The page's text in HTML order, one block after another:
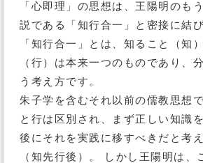
「心即理」の思想は、王陽明のも
説である「知行合一」と密接に結
「知行合一」とは、知ること（知
（行）は本来一つのものであり、
う考え方です。
朱子学を含むそれ以前の儒教思想
と行は区別され、まず正しい知識
後にそれを実践に移すべきだと考
（知先行後）。 しかし王陽明は、